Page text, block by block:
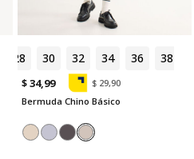
28 30 32 34 36 38
$ 34,99
$ 29,90
Bermuda Chino Básico